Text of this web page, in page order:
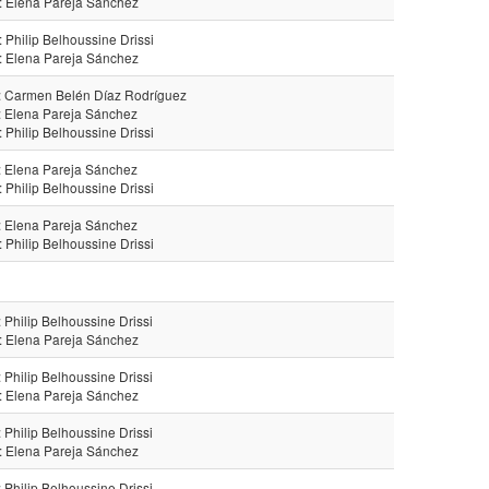
Philip Belhoussine Drissi
Elena Pareja Sánchez
Carmen Belén Díaz Rodríguez
Elena Pareja Sánchez
Philip Belhoussine Drissi
Elena Pareja Sánchez
Philip Belhoussine Drissi
Elena Pareja Sánchez
Philip Belhoussine Drissi
Philip Belhoussine Drissi
Elena Pareja Sánchez
Philip Belhoussine Drissi
Elena Pareja Sánchez
Philip Belhoussine Drissi
Elena Pareja Sánchez